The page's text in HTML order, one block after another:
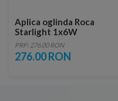
Aplica oglinda Roca
Starlight 1x6W
PRP: 276.00 RON
276.00 RON